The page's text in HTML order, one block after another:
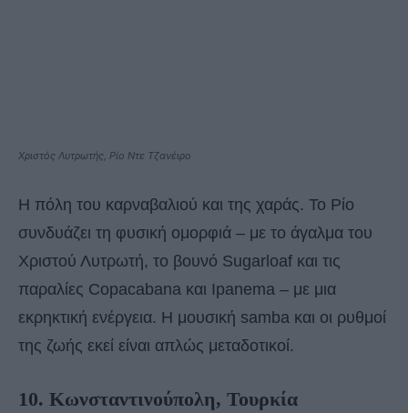
Χριστός Λυτρωτής, Ρίο Ντε Τζανέιρο
Η πόλη του καρναβαλιού και της χαράς. Το Ρίο
συνδυάζει τη φυσική ομορφιά – με το άγαλμα του
Χριστού Λυτρωτή, το βουνό Sugarloaf και τις
παραλίες Copacabana και Ipanema – με μια
εκρηκτική ενέργεια. Η μουσική samba και οι ρυθμοί
της ζωής εκεί είναι απλώς μεταδοτικοί.
10. Κωνσταντινούπολη, Τουρκία